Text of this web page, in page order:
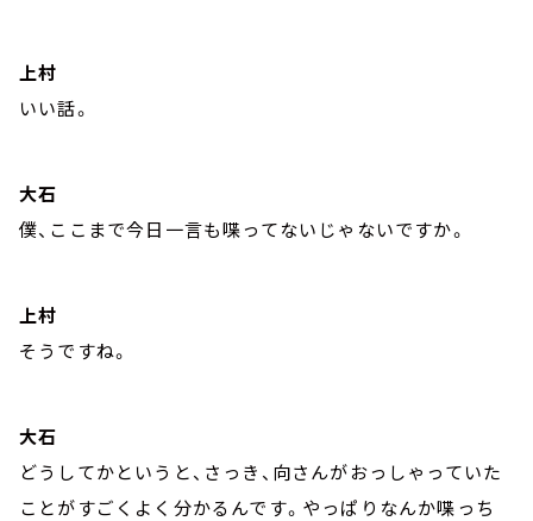
上村
いい話。
大石
僕、ここまで今日一言も喋ってないじゃないですか。
上村
そうですね。
大石
どうしてかというと、さっき、向さんがおっしゃっていた
ことがすごくよく分かるんです。やっぱりなんか喋っち